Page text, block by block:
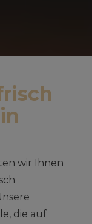
wir Ihnen
die auf